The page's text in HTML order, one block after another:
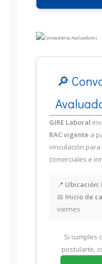
🔎
GIRE Laboral
RAC vigente a
vinculación
comerciales e
📍 Ubicación:
📅 Inicio de
viernes
Si cumples
postularte,